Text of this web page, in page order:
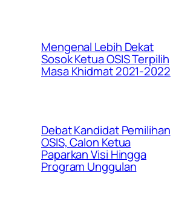
Mengenal Lebih Dekat
Sosok Ketua OSIS Terpilih
Masa Khidmat 2021-2022
Debat Kandidat Pemilihan
OSIS, Calon Ketua
Paparkan Visi Hingga
Program Unggulan